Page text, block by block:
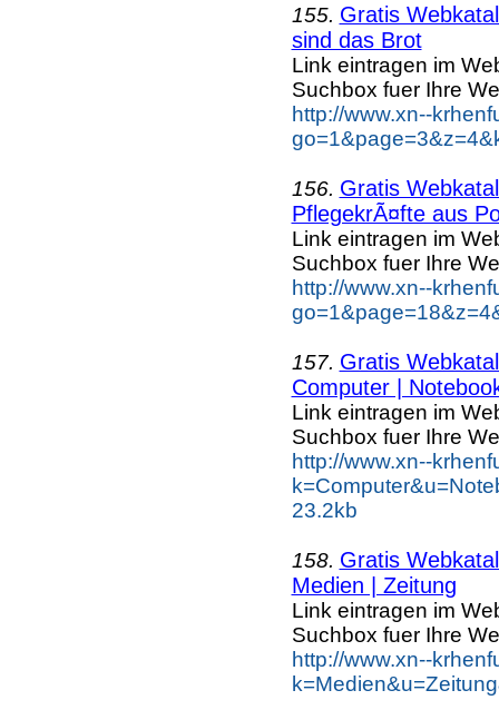
155. Gratis
sind das Brot
Link eintragen im
Suchbox fuer Ihre
http://www.xn--
156. Gratis
PflegekrÃ¤fte aus
Link eintragen im
Suchbox fuer Ihre
http://www.xn--
157. Gratis
Computer |
Link eintragen im
Suchbox fuer Ihre
http://www.xn--
23.2kb
158. Gratis
Medien | Zeitung
Link eintragen im
Suchbox fuer Ihre
http://www.xn--